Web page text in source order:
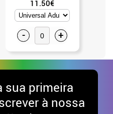
11.50€
- +
sua primeira
à nossa